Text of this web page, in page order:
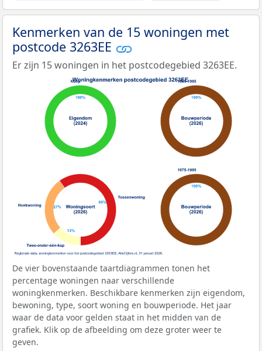
Kenmerken van de 15 woningen met
postcode 3263EE
Er zijn 15 woningen in het postcodegebied 3263EE.
De vier bovenstaande taartdiagrammen tonen het
percentage woningen naar verschillende
woningkenmerken. Beschikbare kenmerken zijn eigendom,
bewoning, type, soort woning en bouwperiode. Het jaar
waar de data voor gelden staat in het midden van de
grafiek. Klik op de afbeelding om deze groter weer te
geven.